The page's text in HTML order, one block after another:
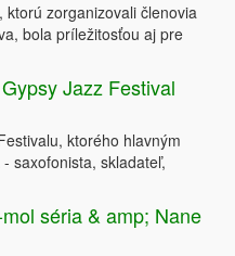
ktorú zorganizovali členovia
bola príležitosťou aj pre
Jazz Festival
ktorého hlavným
saxofonista, skladateľ,
séria & amp; Nane